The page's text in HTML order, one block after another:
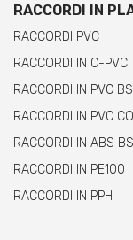
RACCORDI IN
RACCORDI PVC
RACCORDI IN C-PVC
RACCORDI IN PVC BS
RACCORDI IN PVC
RACCORDI IN ABS BS
RACCORDI IN PE100
RACCORDI IN PPH